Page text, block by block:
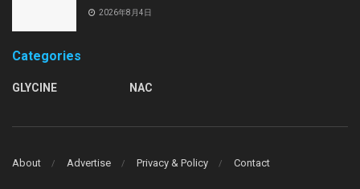
2026年8月4日
Categories
GLYCINE NAC
About Advertise Privacy & Policy Contact